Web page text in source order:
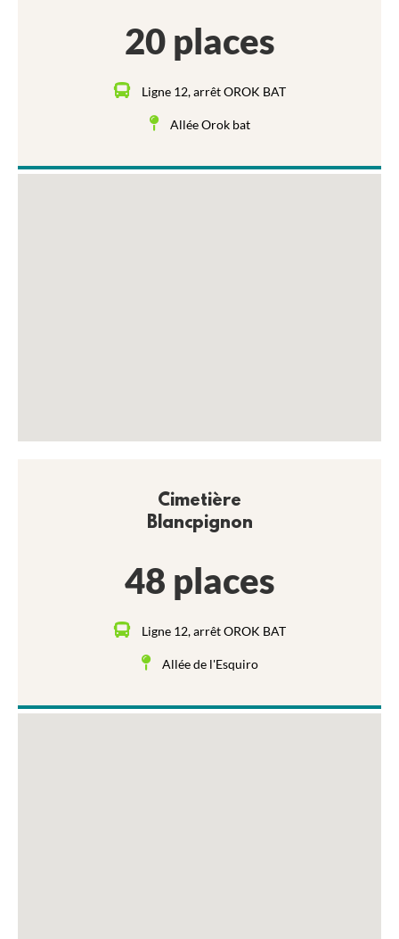
20 places
Ligne 12, arrêt OROK BAT
Allée Orok bat
Cimetière
Blancpignon
48 places
Ligne 12, arrêt OROK BAT
Allée de l'Esquiro